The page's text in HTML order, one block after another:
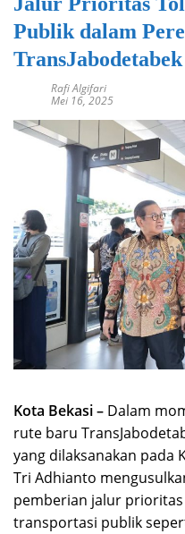
Publik dalam
Rafi Algifari
Mei 16, 2025
Kota Bekasi – Dalam
rute baru
yang dilaksanakan pada
Tri Adhianto
pemberian jalur
transportasi publik